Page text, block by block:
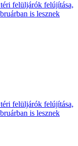
felüljárók felújítása,
is lesznek
felüljárók felújítása,
is lesznek